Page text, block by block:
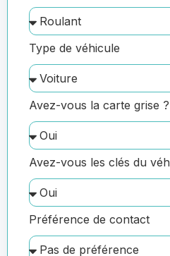
Type de véhicule
Avez-vous la carte grise ?
Avez-vous les clés du
Préférence de contact